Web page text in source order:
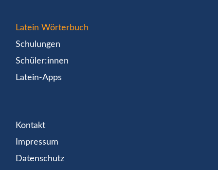
Latein Wörterbuch
Schulungen
Schüler:innen
Latein-Apps
Kontakt
Impressum
Datenschutz